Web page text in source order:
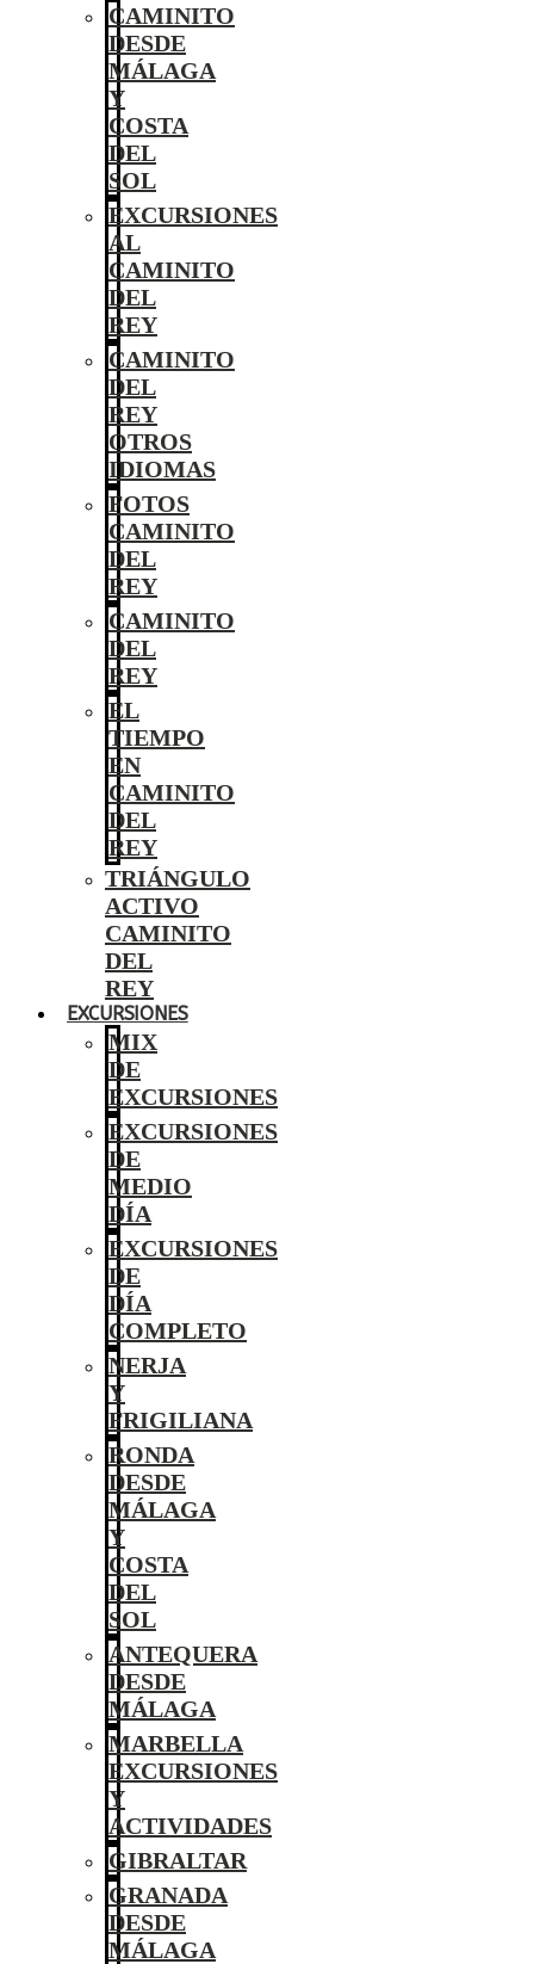
CAMINITO
DESDE
MÁLAGA
Y
COSTA
DEL
SOL
EXCURSIONES
AL
CAMINITO
DEL
REY
CAMINITO
DEL
REY
OTROS
IDIOMAS
FOTOS
CAMINITO
DEL
REY
CAMINITO
DEL
REY
EL
TIEMPO
EN
CAMINITO
DEL
REY
TRIÁNGULO
ACTIVO
CAMINITO
DEL
REY
EXCURSIONES
MIX
DE
EXCURSIONES
EXCURSIONES
DE
MEDIO
DÍA
EXCURSIONES
DE
DÍA
COMPLETO
NERJA
Y
FRIGILIANA
RONDA
DESDE
MÁLAGA
Y
COSTA
DEL
SOL
ANTEQUERA
DESDE
MÁLAGA
MARBELLA
EXCURSIONES
Y
ACTIVIDADES
GIBRALTAR
GRANADA
DESDE
MÁLAGA